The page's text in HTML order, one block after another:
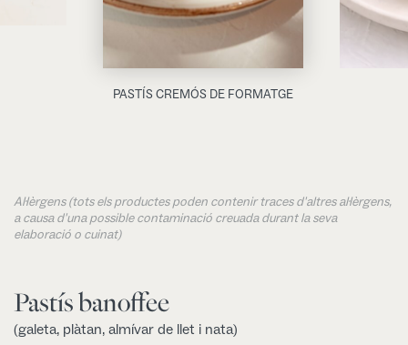
PASTÍS CREMÓS DE FORMATGE
Al·lèrgens (tots els productes poden contenir traces d'altres al·lèrgens,
a causa d'una possible contaminació creuada durant la seva
elaboració o cuinat)
Pastís banoffee
(galeta, plàtan, almívar de llet i nata)